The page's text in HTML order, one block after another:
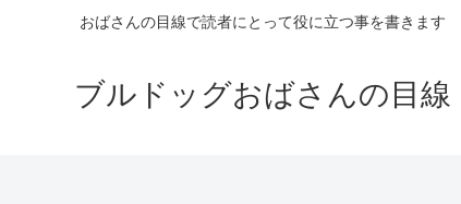
おばさんの目線で読者にとって役に立つ事を書きます
ブルドッグおばさんの目線